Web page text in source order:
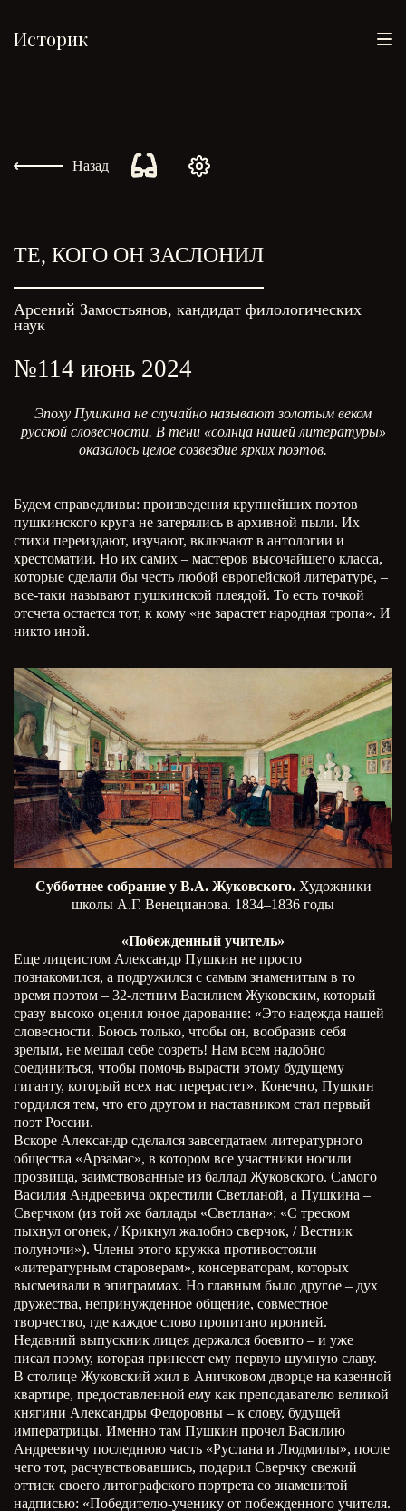
Историк
Назад
ТЕ, КОГО ОН ЗАСЛОНИЛ
№114 июнь 2024
Арсений Замостьянов, кандидат филологических
наук
Эпоху Пушкина не случайно называют золотым веком
русской словесности. В тени «солнца нашей литературы»
оказалось целое созвездие ярких поэтов.
Будем справедливы: произведения крупнейших поэтов
пушкинского круга не затерялись в архивной пыли. Их
стихи переиздают, изучают, включают в антологии и
хрестоматии. Но их самих – мастеров высочайшего класса,
которые сделали бы честь любой европейской литературе, –
все-таки называют пушкинской плеядой. То есть точкой
отсчета остается тот, к кому «не зарастет народная тропа». И
никто иной.
Субботнее собрание у В.А. Жуковского. Художники
школы А.Г. Венецианова. 1834–1836 годы
«Побежденный учитель»
Еще лицеистом Александр Пушкин не просто
познакомился, а подружился с самым знаменитым в то
время поэтом – 32-летним Василием Жуковским, который
сразу высоко оценил юное дарование: «Это надежда нашей
словесности. Боюсь только, чтобы он, вообразив себя
зрелым, не мешал себе созреть! Нам всем надобно
соединиться, чтобы помочь вырасти этому будущему
гиганту, который всех нас перерастет». Конечно, Пушкин
гордился тем, что его другом и наставником стал первый
поэт России.
Вскоре Александр сделался завсегдатаем литературного
общества «Арзамас», в котором все участники носили
прозвища, заимствованные из баллад Жуковского. Самого
Василия Андреевича окрестили Светланой, а Пушкина –
Сверчком (из той же баллады «Светлана»: «С треском
пыхнул огонек, / Крикнул жалобно сверчок, / Вестник
полуночи»). Члены этого кружка противостояли
«литературным староверам», консерваторам, которых
высмеивали в эпиграммах. Но главным было другое – дух
дружества, непринужденное общение, совместное
творчество, где каждое слово пропитано иронией.
Недавний выпускник лицея держался боевито – и уже
писал поэму, которая принесет ему первую шумную славу.
В столице Жуковский жил в Аничковом дворце на казенной
квартире, предоставленной ему как преподавателю великой
княгини Александры Федоровны – к слову, будущей
императрицы. Именно там Пушкин прочел Василию
Андреевичу последнюю часть «Руслана и Людмилы», после
чего тот, расчувствовавшись, подарил Сверчку свежий
оттиск своего литографского портрета со знаменитой
надписью: «Победителю-ученику от побежденного учителя.